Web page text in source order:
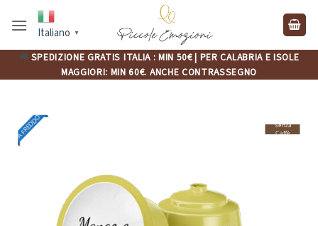
Italiano ▼
🚚 SPEDIZIONE GRATIS ITALIA : MIN 50€ | PER CALABRIA E ISOLE
MAGGIORI: MIN 60€. ANCHE CONTRASSEGNO
Senza
Caffè
A FREDDO